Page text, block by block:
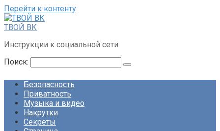
Перейти к контенту
ТВОЙ ВК
Инструкции к социальной сети
Поиск:
Безопасность
Приватность
Музыка и видео
Накрутки
Секреты